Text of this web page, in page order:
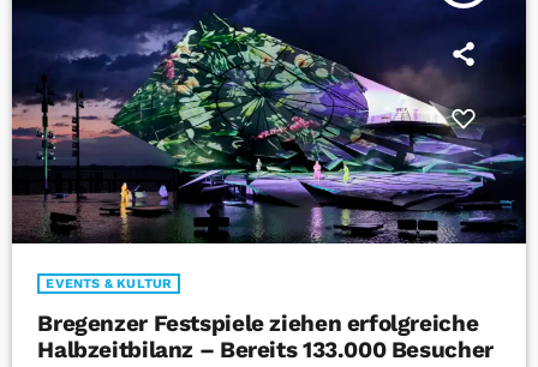
EVENTS & KULTUR
Bregenzer Festspiele ziehen erfolgreiche
Halbzeitbilanz – Bereits 133.000 Besucher